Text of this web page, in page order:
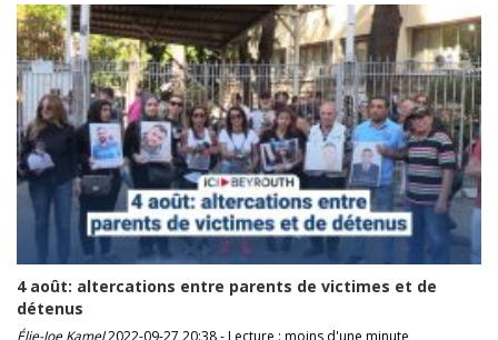
4 août: altercations entre parents de victimes et de
détenus